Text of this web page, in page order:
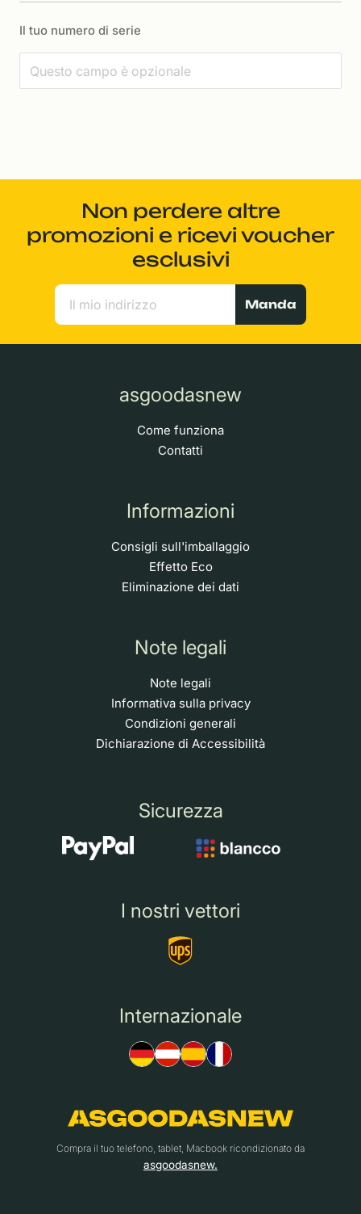
Il tuo numero di serie
Non perdere altre
promozioni e ricevi voucher
esclusivi
Manda
asgoodasnew
Come funziona
Contatti
Informazioni
Consigli sull'imballaggio
Effetto Eco
Eliminazione dei dati
Note legali
Note legali
Informativa sulla privacy
Condizioni generali
Dichiarazione di Accessibilità
Sicurezza
I nostri vettori
Internazionale
Compra il tuo telefono, tablet, Macbook ricondizionato da
asgoodasnew.